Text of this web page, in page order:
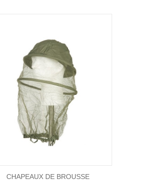
CHAPEAUX DE BROUSSE